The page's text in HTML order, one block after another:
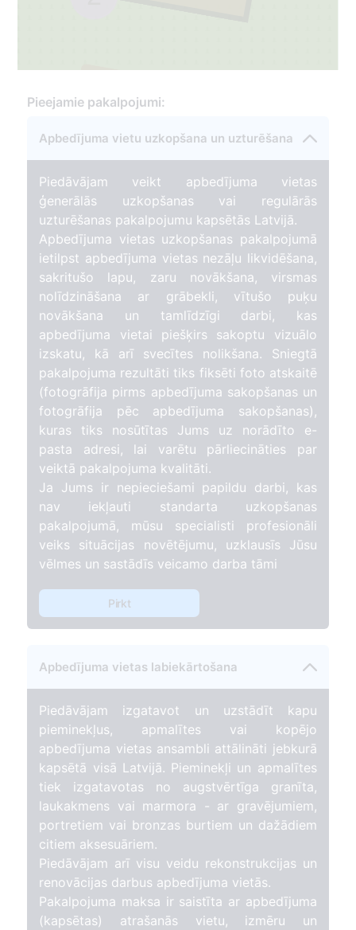
1
Pieejamie pakalpojumi:
Apbedījuma vietu uzkopšana un uzturēšana
Piedāvājam veikt apbedījuma vietas
ģenerālās uzkopšanas vai regulārās
uzturēšanas pakalpojumu kapsētās Latvijā.
Apbedījuma vietas uzkopšanas pakalpojumā
ietilpst apbedījuma vietas nezāļu likvidēšana,
sakritušo lapu, zaru novākšana, virsmas
nolīdzināšana ar grābekli, vītušo puķu
novākšana un tamlīdzīgi darbi, kas
apbedījuma vietai piešķirs sakoptu vizuālo
izskatu, kā arī svecītes nolikšana. Sniegtā
pakalpojuma rezultāti tiks fiksēti foto atskaitē
(fotogrāfija pirms apbedījuma sakopšanas un
fotogrāfija pēc apbedījuma sakopšanas),
kuras tiks nosūtītas Jums uz norādīto e-
pasta adresi, lai varētu pārliecināties par
veiktā pakalpojuma kvalitāti.
Ja Jums ir nepieciešami papildu darbi, kas
nav iekļauti standarta uzkopšanas
pakalpojumā, mūsu specialisti profesionāli
veiks situācijas novētējumu, uzklausīs Jūsu
vēlmes un sastādīs veicamo darba tāmi
Pirkt
Apbedījuma vietas labiekārtošana
Piedāvājam izgatavot un uzstādīt kapu
pieminekļus, apmalītes vai kopējo
apbedījuma vietas ansambli attālināti jebkurā
kapsētā visā Latvijā. Pieminekļi un apmalītes
tiek izgatavotas no augstvērtīga granīta,
laukakmens vai marmora - ar gravējumiem,
portretiem vai bronzas burtiem un dažādiem
citiem aksesuāriem.
Piedāvājam arī visu veidu rekonstrukcijas un
renovācijas darbus apbedījuma vietās.
Pakalpojuma maksa ir saistīta ar apbedījuma
(kapsētas) atrašanās vietu, izmēru un